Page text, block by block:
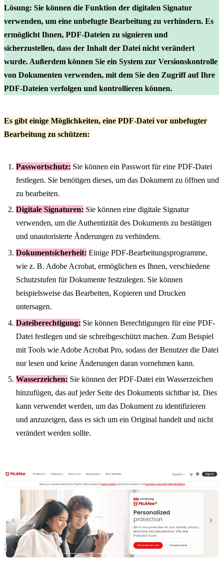
Lösung: Sie können die Funktion der digitalen Signatur
verwenden, um eine unbefugte Bearbeitung zu verhindern. Es
ermöglicht Ihnen, PDF-Dateien zu signieren und
sicherzustellen, dass der Inhalt der Datei nicht verändert
wurde. Außerdem können Sie ein System zur Versionskontrolle
von Dokumenten verwenden, mit dem Sie den Zugriff auf Ihre
PDF-Dateien verfolgen und kontrollieren können.
Es gibt einige Möglichkeiten, eine PDF-Datei vor unbefugter
Bearbeitung zu schützen:
Passwortschutz: Sie können ein Passwort für eine PDF-Datei
festlegen. Sie benötigen dieses, um das Dokument zu öffnen und
zu bearbeiten.
Digitale Signaturen: Sie können eine digitale Signatur
verwenden, um die Authentizität des Dokuments zu bestätigen
und unautorisierte Änderungen zu verhindern.
Dokumentsicherheit: Einige PDF-Bearbeitungsprogramme,
wie z. B. Adobe Acrobat, ermöglichen es Ihnen, verschiedene
Schutzstufen für Dokumente festzulegen. Sie können
beispielsweise das Bearbeiten, Kopieren und Drucken
untersagen.
Dateiberechtigung: Sie können Berechtigungen für eine PDF-
Datei festlegen und sie schreibgeschützt machen. Zum Beispiel
mit Tools wie Adobe Acrobat Pro, sodass der Benutzer die Datei
nur lesen und keine Änderungen daran vornehmen kann.
Wasserzeichen: Sie können der PDF-Datei ein Wasserzeichen
hinzufügen, das auf jeder Seite des Dokuments sichtbar ist. Dies
kann verwendet werden, um das Dokument zu identifizieren
und anzuzeigen, dass es sich um ein Original handelt und nicht
verändert werden sollte.